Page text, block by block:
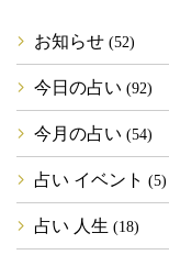
お知らせ (52)
今日の占い (92)
今月の占い (54)
占い イベント (5)
占い 人生 (18)